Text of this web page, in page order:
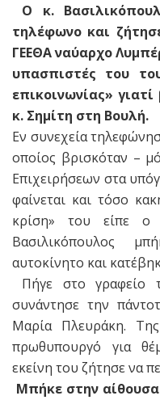
Ο κ.
τηλέφωνο και
ΓΕΕΘΑ ναύαρχο
υπασπιστές του
επικοινωνίας»
κ. Σημίτη στη Βουλή.
Εν συνεχεία
οποίος βρισκόταν –
Επιχειρήσεων στα
φαίνεται και τόσο
κρίση» του είπε
Βασιλικόπουλος
αυτοκίνητο και
Πήγε στο γραφείο
συνάντησε την
Μαρία Πλευράκη.
πρωθυπουργό για
εκείνη του ζήτησε να
Μπήκε στην